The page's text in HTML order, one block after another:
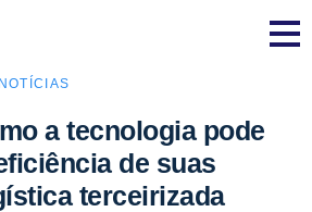
a tecnologia pode
de suas
terceirizada